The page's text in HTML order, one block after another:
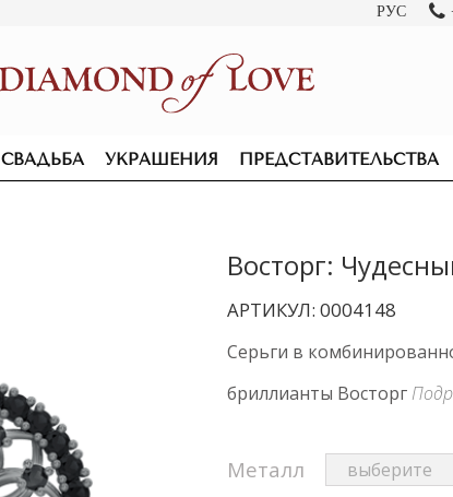
РУС
СВАДЬБА УКРАШЕНИЯ
ПОДВЕСКИ И КОЛЬЕ
ПРЕДСТАВИТЕЛЬСТВА
Восторг:
АРТИКУЛ: 0004148
Серьги в
бриллианты Восторг
Металл